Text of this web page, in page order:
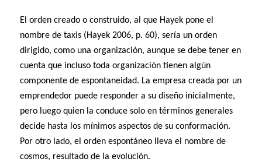
El orden creado o construido, al que Hayek pone el
nombre de taxis (Hayek 2006, p. 60), sería un orden
dirigido, como una organización, aunque se debe tener en
cuenta que incluso toda organización tienen algún
componente de espontaneidad. La empresa creada por un
emprendedor puede responder a su diseño inicialmente,
pero luego quien la conduce solo en términos generales
decide hasta los mínimos aspectos de su conformación.
Por otro lado, el orden espontáneo lleva el nombre de
cosmos, resultado de la evolución.